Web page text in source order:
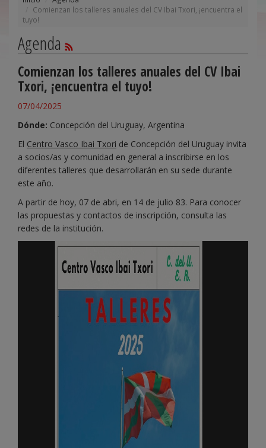
Comienzan los talleres anuales del CV Ibai Txori, ¡encuentra el
tuyo!​
Agenda
Comienzan los talleres anuales del CV Ibai
Txori, ¡encuentra el tuyo!​
07/04/2025
Dónde: Concepción del Uruguay, Argentina
El Centro Vasco Ibai Txori de Concepción del Uruguay invita
a socios/as y comunidad en general a inscribirse en los
diferentes talleres que desarrollarán en su sede durante
este año.
A partir de hoy, 07 de abri, en 14 de julio 83. Para conocer
las propuestas y contactos de inscripción, consulta las
redes de la institución.